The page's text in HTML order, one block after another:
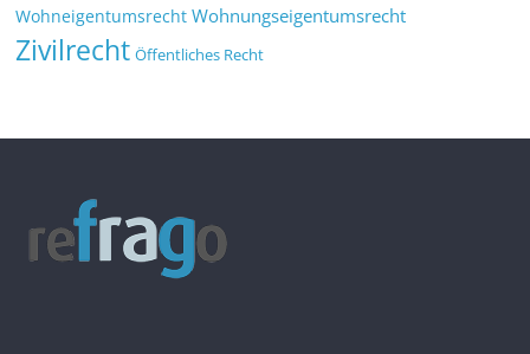
Wohneigentumsrecht Wohnungseigentumsrecht
Zivilrecht Öffentliches Recht